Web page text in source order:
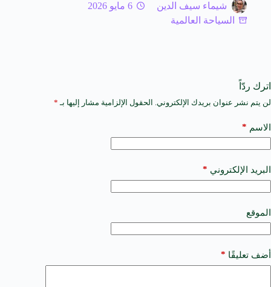
شيماء سيف الدين
6 مايو 2026
السياحة العالمية
اترك ردّاً
لن يتم نشر عنوان بريدك الإلكتروني. الحقول الإلزامية مشار إليها بـ *
الاسم *
البريد الإلكتروني *
الموقع
أضف تعليقًا *
A
t
e
a
t
i
e
: